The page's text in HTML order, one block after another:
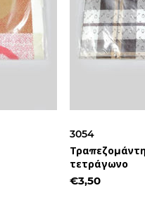
3054
τετράγωνο
€3,50